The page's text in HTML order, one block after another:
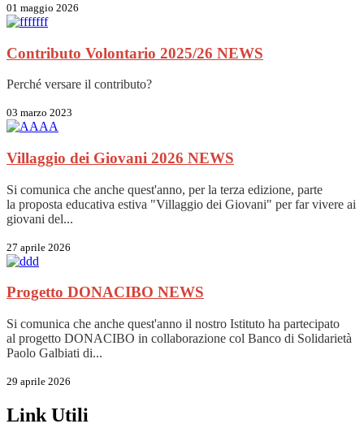
01 maggio 2026
Contributo Volontario 2025/26 NEWS
Perché versare il contributo?
03 marzo 2023
Villaggio dei Giovani 2026 NEWS
Si comunica che anche quest'anno, per la terza edizione, parte
la proposta educativa estiva "Villaggio dei Giovani" per far vivere ai
giovani del...
27 aprile 2026
Progetto DONACIBO NEWS
Si comunica che anche quest'anno il nostro Istituto ha partecipato
al progetto DONACIBO in collaborazione col Banco di Solidarietà
Paolo Galbiati di...
29 aprile 2026
Link Utili